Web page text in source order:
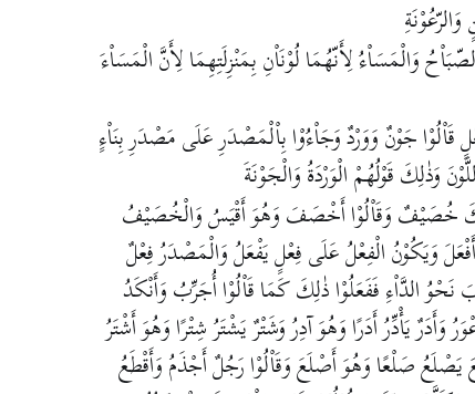
وَالْمَسَاْءُ لِأَنّهُمَا لُوْنَاْنِ بِمَنْزِلَتِهِمَا لِأَنَّ الْمَسَاْءَ
جَوْنٌ وَوَرْدٌ وَجَاْءُوْا بِاْلْمَصْدَرِ عَلَى مَصْدَرِ بِنَاْءٍ
وَذٰلِكَ قَوْلُهُمْ الْوَرْدَةُ وَالْجَوْنَةَ
خُصَيْفٌ وَقَاْلُوْا أَخْصَفَ وَهُوَ أَقْيَسُ وَالْخُصَيْفُ
وَيَكُوْنُ الْفِعْلُ عَلَى فِعْلٍ يَفْعَلُ وَالْمَصْدَرُ فِعْلٌ
نَحْوُ الدَّاْءِ فَفَعَلُوْا ذٰلِكَ كَمَا قَاْلُوْا أُجَرِّبُ وَأَنْكَدُ
وَأَدَرٌ يَأْدِّرُ أَدَرًا وَهُوَ آدِرُ وَشَتْرٌ يَشْتَرُ شِتْرًا وَهُوَ أَشْتَرُ
صَلْعًا وَهُوَ أَصْلَعَ وَقَاْلُوْا رَجُلٌ أَجْذَمُ وَأَقْطَعُ